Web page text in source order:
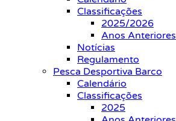
Classificações
2025/2026
Anos Anteriores
Notícias
Regulamento
Pesca Desportiva Barco
Calendário
Classificações
2025